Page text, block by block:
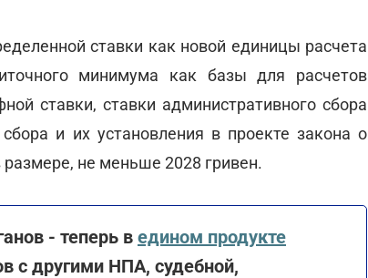
ставки как новой единицы расчета
минимума как базы для расчетов
ставки, ставки административного сбора
и их установления в проекте закона о
не меньше 2028 гривен.
- теперь в едином продукте
с другими НПА, судебной,